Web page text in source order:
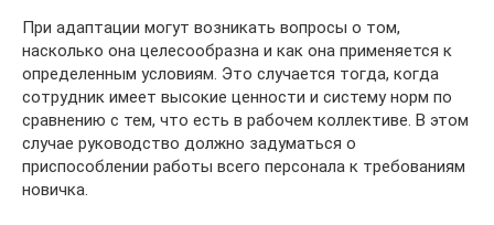
При адаптации могут возникать вопросы о том,
насколько она целесообразна и как она применяется к
определенным условиям. Это случается тогда, когда
сотрудник имеет высокие ценности и систему норм по
сравнению с тем, что есть в рабочем коллективе. В этом
случае руководство должно задуматься о
приспособлении работы всего персонала к требованиям
новичка.